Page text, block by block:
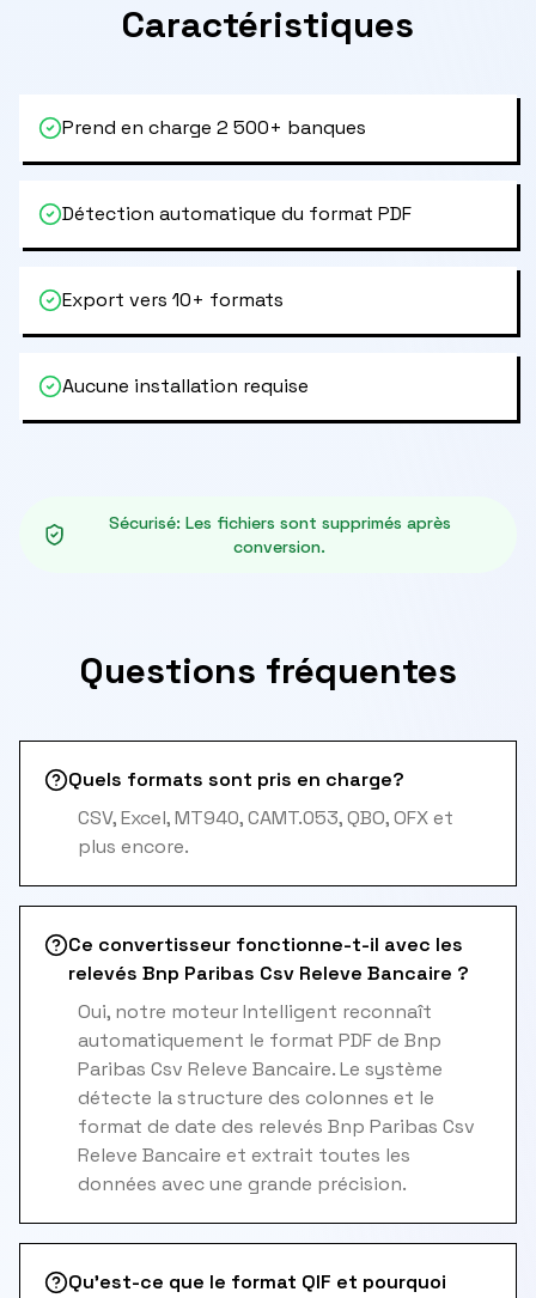
Caractéristiques
Prend en charge 2 500+ banques
Détection automatique du format PDF
Export vers 10+ formats
Aucune installation requise
Sécurisé: Les fichiers sont supprimés après
conversion.
Questions fréquentes
Quels formats sont pris en charge?
CSV, Excel, MT940, CAMT.053, QBO, OFX et
plus encore.
Ce convertisseur fonctionne-t-il avec les
relevés Bnp Paribas Csv Releve Bancaire ?
Oui, notre moteur Intelligent reconnaît
automatiquement le format PDF de Bnp
Paribas Csv Releve Bancaire. Le système
détecte la structure des colonnes et le
format de date des relevés Bnp Paribas Csv
Releve Bancaire et extrait toutes les
données avec une grande précision.
Qu'est-ce que le format QIF et pourquoi